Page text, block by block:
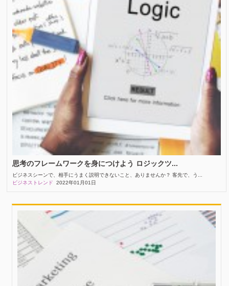
思考のフレームワークを身につけよう ロジックツ...
ビジネスシーンで、相手にうまく説明できないこと、ありませんか？ 客先で、う...
ビジネストレンド
2022年01月01日